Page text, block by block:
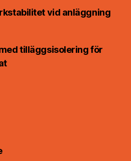
vid anläggning
tilläggsisolering för